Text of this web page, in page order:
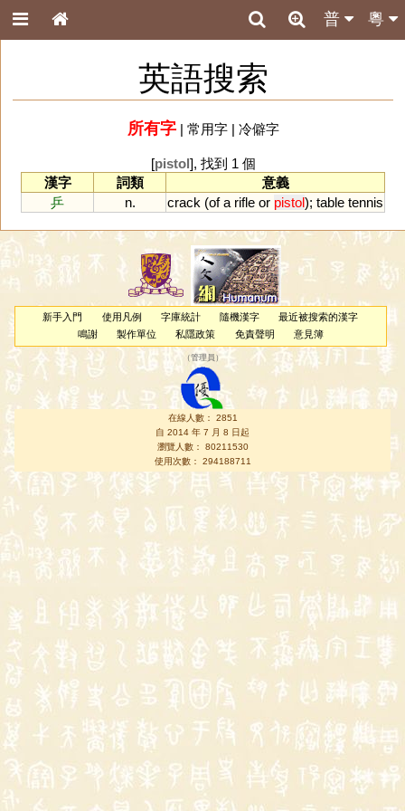
粵
普
英語搜索
所有字| 常用字| 冷僻字
[pistol], 找到 1 個
漢字
詞類
意義
乒
n. crack (of a rifle or pistol); table tennis
新手入門 使用凡例 字庫統計 隨機漢字
最近被搜索的漢字
鳴謝
製作單位 私隱政策 免責聲明 意見簿
（管理員 ）
在線人數： 2851
自 2014 年 7 月 8 日起
瀏覽人數： 80211530
使用次數： 294188711